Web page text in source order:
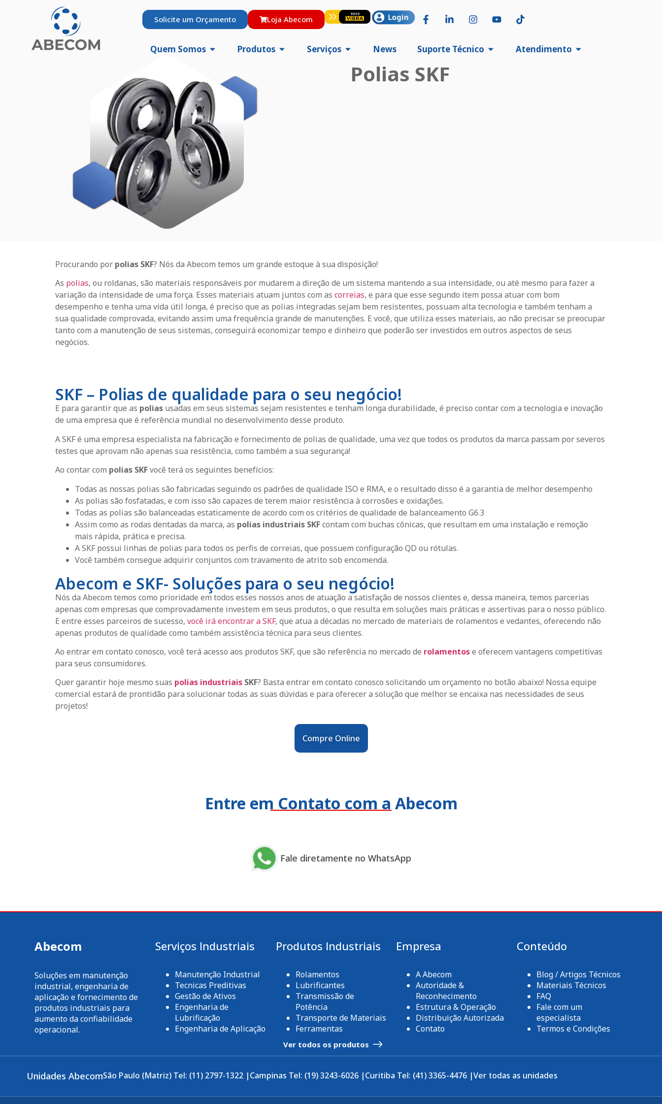
Solicite um Orçamento Loja Abecom
Quem Somos Produtos Serviços News Suporte Técnico Atendimento
Polias SKF
Procurando por polias SKF? Nós da Abecom temos um grande estoque à sua disposição!
As polias, ou roldanas, são materiais responsáveis por mudarem a direção de um sistema mantendo a sua intensidade, ou até mesmo para fazer a
variação da intensidade de uma força. Esses materiais atuam juntos com as correias, e para que esse segundo item possa atuar com bom
desempenho e tenha uma vida útil longa, é preciso que as polias integradas sejam bem resistentes, possuam alta tecnologia e também tenham a
sua qualidade comprovada, evitando assim uma frequência grande de manutenções. E você, que utiliza esses materiais, ao não precisar se preocupar
tanto com a manutenção de seus sistemas, conseguirá economizar tempo e dinheiro que poderão ser investidos em outros aspectos de seus
negócios.
SKF – Polias de qualidade para o seu negócio!
E para garantir que as polias usadas em seus sistemas sejam resistentes e tenham longa durabilidade, é preciso contar com a tecnologia e inovação
de uma empresa que é referência mundial no desenvolvimento desse produto.
A SKF é uma empresa especialista na fabricação e fornecimento de polias de qualidade, uma vez que todos os produtos da marca passam por severos
testes que aprovam não apenas sua resistência, como também a sua segurança!
Ao contar com polias SKFvocê terá os seguintes benefícios:
Todas as nossas polias são fabricadas seguindo os padrões de qualidade ISO e RMA, e o resultado disso é a garantia de melhor desempenho
As polias são fosfatadas, e com isso são capazes de terem maior resistência à corrosões e oxidações.
Todas as polias são balanceadas estaticamente de acordo com os critérios de qualidade de balanceamento G6.3
Assim como as rodas dentadas da marca, as polias industriais SKFcontam com buchas cônicas, que resultam em uma instalação e remoção
mais rápida, prática e precisa.
A SKF possui linhas de polias para todos os perfis de correias, que possuem configuração QD ou rótulas.
Você também consegue adquirir conjuntos com travamento de atrito sob encomenda.
Abecom e SKF- Soluções para o seu negócio!
Nós da Abecom temos como prioridade em todos esses nossos anos de atuação a satisfação de nossos clientes e, dessa maneira, temos parcerias
apenas com empresas que comprovadamente investem em seus produtos, o que resulta em soluções mais práticas e assertivas para o nosso público.
E entre esses parceiros de sucesso, você irá encontrar a SKF, que atua a décadas no mercado de materiais de rolamentos e vedantes, oferecendo não
apenas produtos de qualidade como também assistência técnica para seus clientes.
Ao entrar em contato conosco, você terá acesso aos produtos SKF, que são referência no mercado de rolamentose oferecem vantagens competitivas
para seus consumidores.
Quer garantir hoje mesmo suas polias industriais SKF? Basta entrar em contato conosco solicitando um orçamento no botão abaixo! Nossa equipe
comercial estará de prontidão para solucionar todas as suas dúvidas e para oferecer a solução que melhor se encaixa nas necessidades de seus
projetos!
Compre Online
Entre em Contato com a Abecom
Fale diretamente no WhatsApp
Abecom
Soluções em manutenção
industrial, engenharia de
aplicação e fornecimento de
produtos industriais para
aumento da confiabilidade
operacional.
Serviços Industriais
Manutenção Industrial
Tecnicas Preditivas
Gestão de Ativos
Engenharia de
Lubrificação
Engenharia de Aplicação
Produtos Industriais
Rolamentos
Lubrificantes
Transmissão de
Potência
Transporte de Materiais
Ferramentas
Ver todos os produtos
Empresa
A Abecom
Autoridade &
Reconhecimento
Estrutura & Operação
Distribuição Autorizada
Contato
Conteúdo
Blog / Artigos Técnicos
Materiais Técnicos
FAQ
Fale com um
especialista
Termos e Condições
Unidades AbecomSão Paulo (Matriz) Tel: (11) 2797-1322 |Campinas Tel: (19) 3243-6026 |Curitiba Tel: (41) 3365-4476 |Ver todas as unidades